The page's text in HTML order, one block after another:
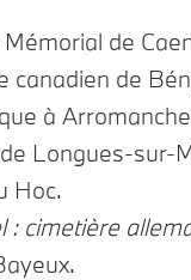
de
canadien de
à
Longues-sur-
Hoc.
: cimetière